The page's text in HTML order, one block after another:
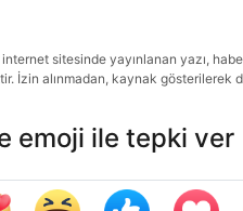
sitesinde yayınlanan yazı,
İzin alınmadan, kaynak gösterilerek
emoji ile tepki ver